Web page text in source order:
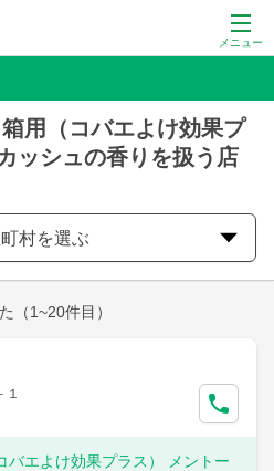
メニュー
用（コバエよけ効果プ
ッシュの香りを扱う店
村を選ぶ
（1~20件目）
１
バエよけ効果プラス） メントー